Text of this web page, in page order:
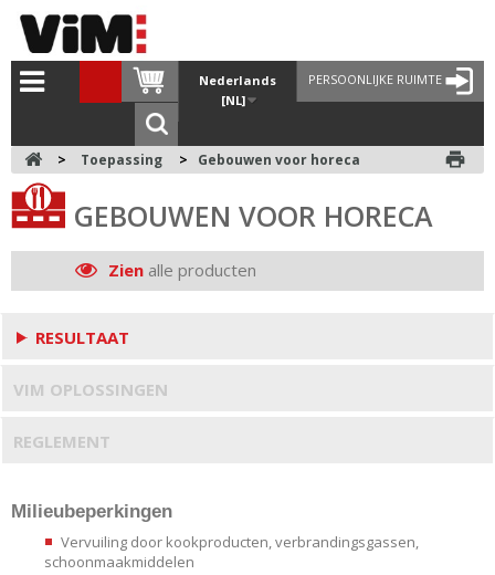
PERSOONLIJKE RUIMTE
Nederlands
[NL]
> Toepassing > Gebouwen voor horeca print
GEBOUWEN VOOR HORECA
Zien alle producten
RESULTAAT
VIM OPLOSSINGEN
REGLEMENT
Milieubeperkingen
Vervuiling door kookproducten, verbrandingsgassen,
schoonmaakmiddelen